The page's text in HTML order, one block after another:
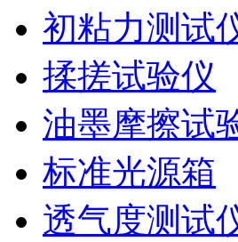
初粘力测试
揉搓试验仪
油墨摩擦试
标准光源箱
透气度测试